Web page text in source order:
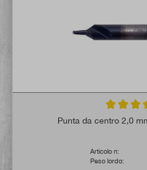
Punta da centro 2,0
Articolo n:
Peso lordo: